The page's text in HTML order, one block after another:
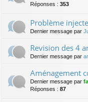
Réponses : 353
Problème
Dernier message par
Revision des 4
Dernier message par
Aménagement
Dernier message par
Réponses : 87